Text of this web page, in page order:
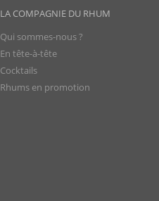
LA COMPAGNIE DU RHUM
Qui sommes-nous ?
En tête-à-tête
Cocktails
Rhums en promotion